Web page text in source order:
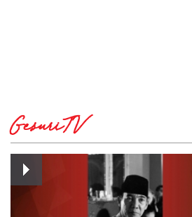
GesuriTV